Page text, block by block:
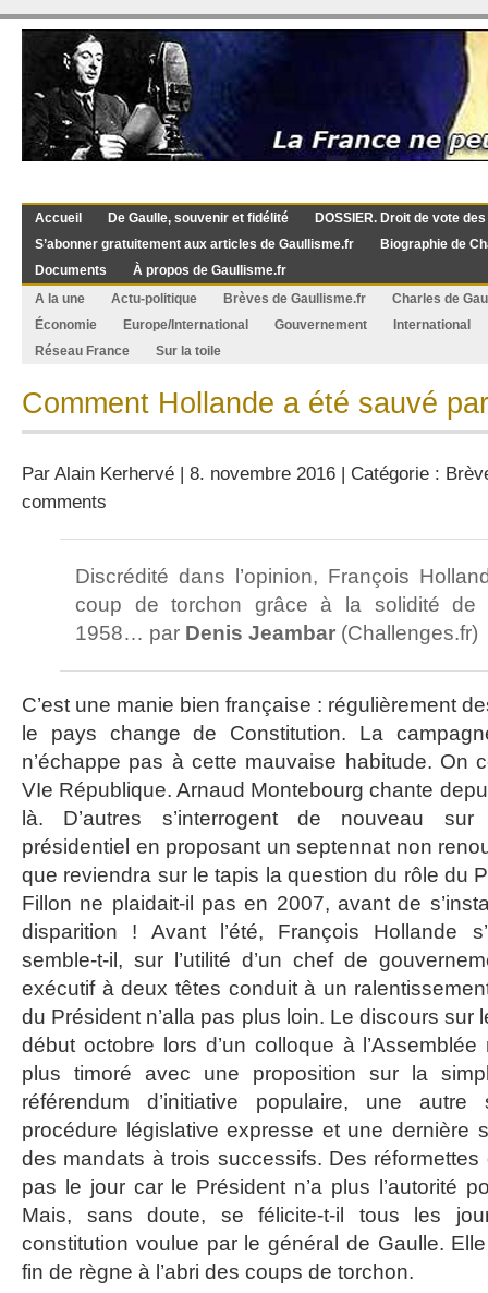
Accueil De Gaulle, souvenir et fidélité
DOSSIER. Droit de vote
S’abonner gratuitement aux articles de Gaullisme.fr
Biographie de
Documents
À propos de Gaullisme.fr
A la une
Actu-politique Brèves de Gaullisme.fr
Charles de
Économie
Europe/International Gouvernement
International
Réseau France
Sur la toile
Comment Hollande a été sauvé
Par Alain Kerhervé | 8. novembre 2016 | Catégorie :
comments
Discrédité dans l’opinion, François
coup de torchon grâce à la solidité de
1958… par Denis Jeambar (Challenges.fr)
C’est une manie bien française : régulièrement
le pays change de Constitution. La
n’échappe pas à cette mauvaise habitude. On
VIe République. Arnaud Montebourg chante
là. D’autres s’interrogent de nouveau
présidentiel en proposant un septennat non
que reviendra sur le tapis la question du rôle du
Fillon ne plaidait-il pas en 2007, avant de
disparition ! Avant l’été, François Hollande
semble-t-il, sur l’utilité d’un chef de
exécutif à deux têtes conduit à un
du Président n’alla pas plus loin. Le discours sur
début octobre lors d’un colloque à
plus timoré avec une proposition sur la
référendum d’initiative populaire, une autre
procédure législative expresse et une dernière
des mandats à trois successifs. Des réformettes
pas le jour car le Président n’a plus l’autorité
Mais, sans doute, se félicite-t-il tous les
constitution voulue par le général de Gaulle.
fin de règne à l’abri des coups de torchon.